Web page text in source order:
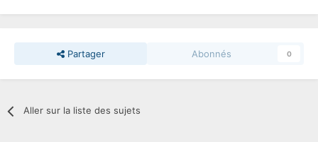
Partager Abonnés 0
Aller sur la liste des sujets